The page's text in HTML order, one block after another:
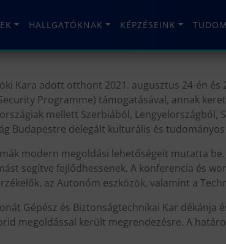
HALLGATÓKNAK KÉPZÉSEINK
Kara adott otthont 2021. augusztus 24-én
Programme) támogatásával, annak
mellett Szerbiából,
Budapestre delegált kulturális és
modern megoldási lehetőségeit mutatta
segítve fejlődhessenek. A konferencia és
az Autonóm eszközök, valamint a
Gépész és Biztonságtechnikai Kar dékánja
megoldással került megrendezésre. A